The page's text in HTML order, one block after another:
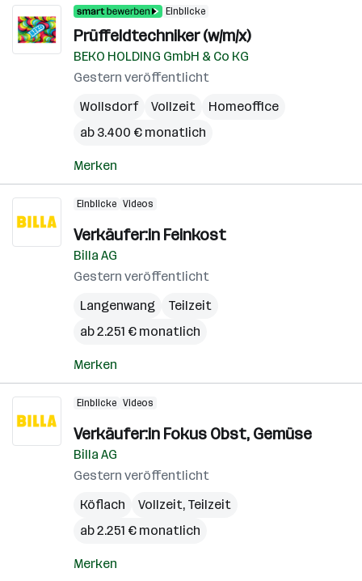
Einblicke
Prüffeldtechniker (w/m/x)
BEKO HOLDING GmbH & Co KG
Gestern veröffentlicht
Wollsdorf
Vollzeit
Homeoffice
ab 3.400 € monatlich
Merken
Einblicke Videos
Verkäufer:in Feinkost
Billa AG
Gestern veröffentlicht
Langenwang
Teilzeit
ab 2.251 € monatlich
Merken
Einblicke Videos
Verkäufer:in Fokus Obst, Gemüse
Billa AG
Gestern veröffentlicht
Köflach
Vollzeit, Teilzeit
ab 2.251 € monatlich
Merken